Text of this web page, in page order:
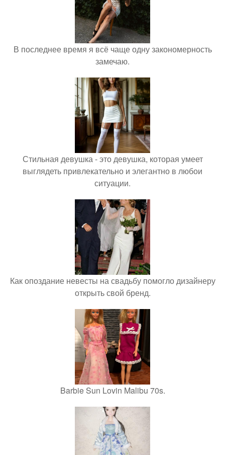
В последнее время я всё чаще одну закономерность
замечаю.
Стильная девушка - это девушка, которая умеет
выглядеть привлекательно и элегантно в любои
ситуации.
Как опоздание невесты на свадьбу помогло дизайнеру
открыть свой бренд.
Barbie Sun Lovin Malibu 70s.